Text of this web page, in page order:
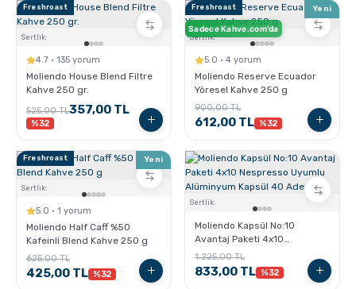
Pratik Filtre Kahve
Exclusive Kahveler
Kafeinsiz Kahveler
Çözünebilir Kahve
Çekirdek Kahve
Hindiba Kahvesi
Moka Pot
Soğuk Kahve Demleme Ekipmanları
Makine Temizleyiciler
Kahve Öğütücüleri
Tartı ve Ölçüler
Freshroast
Sertlik:
4.7 · 135 yorum
Moliendo House Blend Filtre
Kahve 250 gr.
525,00 TL357,00 TL
%32
Freshroast Yeni
Sertlik:
Sadece Kahve.com'da
5.0 · 4 yorum
Moliendo Reserve Ecuador
Yöresel Kahve 250 g
900,00 TL
612,00 TL %32
Freshroast Yeni
Sertlik:
5.0 · 1 yorum
Moliendo Half Caff %50
Kafeinli Blend Kahve 250 g
625,00 TL
425,00 TL %32
Sertlik:
Moliendo Kapsül No:10
Avantaj Paketi 4x10
Nespresso Uyumlu
Alüminyum Kapsül 40 Adet
1.225,00 TL
833,00 TL %32